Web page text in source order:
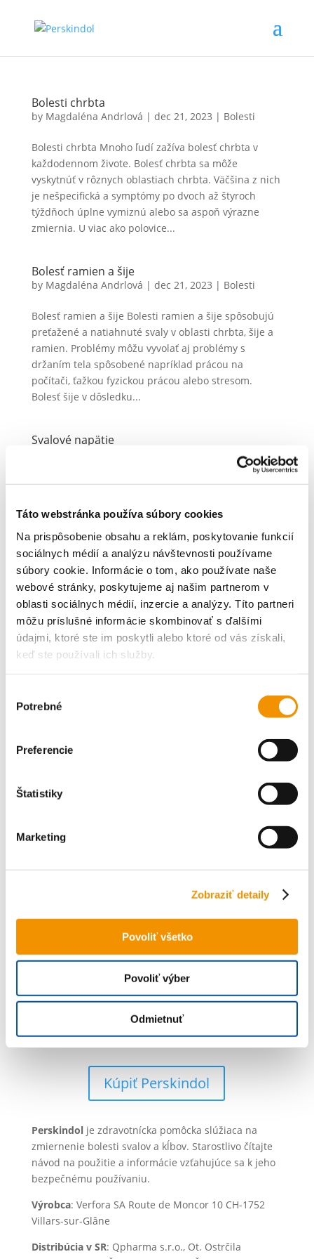
Táto webstránka používa súbory cookies
Na prispôsobenie obsahu a reklám, poskytovanie funkcií
sociálnych médií a analýzu návštevnosti používame
súbory cookie. Informácie o tom, ako používate naše
webové stránky, poskytujeme aj našim partnerom v
oblasti sociálnych médií, inzercie a analýzy. Títo partneri
môžu príslušné informácie skombinovať s ďalšími
údajmi, ktoré ste im poskytli alebo ktoré od vás získali,
keď ste používali ich služby.
súhlasu
Potrebné
Preferencie
Štatistiky
Marketing
Zobraziť detaily
Povoliť všetko
Povoliť výber
Odmietnuť
Bolesti chrbta
by Magdaléna Andrlová | dec 21, 2023 | Bolesti
Bolesti chrbta Mnoho ľudí zažíva bolesť chrbta v
každodennom živote. Bolesť chrbta sa môže
vyskytnúť v rôznych oblastiach chrbta. Väčšina z nich
je nešpecifická a symptómy po dvoch až štyroch
týždňoch úplne vymiznú alebo sa aspoň výrazne
zmiernia. U viac ako polovice...
Bolesť ramien a šije
by Magdaléna Andrlová | dec 21, 2023 | Bolesti
Bolesť ramien a šije Bolesti ramien a šije spôsobujú
preťažené a natiahnuté svaly v oblasti chrbta, šije a
ramien. Problémy môžu vyvolať aj problémy s
držaním tela spôsobené napríklad prácou na
počítači, ťažkou fyzickou prácou alebo stresom.
Bolesť šije v dôsledku...
Svalové napätie
Bolesti
Svalové napätie Ľudské telo má viac ako 650 svalov.
prebiehajú procesy rôznych funkcií, ako aj pohyby
kostry. Neustále striedanie napätia a relaxácie vedie
k optimálnemu zásobovaniu svalov energiou. U ľudí,
ktorí dlho...
Hľadať
Recent Posts
Užite si vonkajší workout naplno
Čas na zmenu – čas na pohyb
Recent Comments
Žiadne komentáre na zobrazenie.
Všetko o Perskindole
Blog
Kúpiť Perskindol
Perskindolje zdravotnícka pomôcka slúžiaca na
zmiernenie bolesti svalov a kĺbov. Starostlivo čítajte
návod na použitie a informácie vzťahujúce sa k jeho
bezpečnému používaniu.
Výrobca: Verfora SA Route de Moncor 10 CH-1752
Villars-sur-Glâne
Distribúcia v SR: Qpharma s.r.o., Ot. Ostrčila